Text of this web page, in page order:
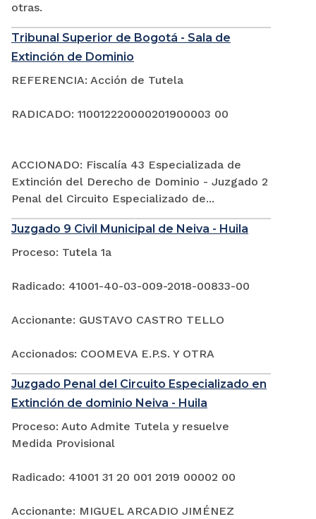
otras.
Tribunal Superior de Bogotá - Sala de
Extinción de Dominio
REFERENCIA: Acción de Tutela
RADICADO: 110012220000201900003 00
ACCIONADO: Fiscalía 43 Especializada de
Extinción del Derecho de Dominio - Juzgado 2
Penal del Circuito Especializado de...
Juzgado 9 Civil Municipal de Neiva - Huila
Proceso: Tutela 1a
Radicado: 41001-40-03-009-2018-00833-00
Accionante: GUSTAVO CASTRO TELLO
Accionados: COOMEVA E.P.S. Y OTRA
Juzgado Penal del Circuito Especializado en
Extinción de dominio Neiva - Huila
Proceso: Auto Admite Tutela y resuelve
Medida Provisional
Radicado: 41001 31 20 001 2019 00002 00
Accionante: MIGUEL ARCADIO JIMÉNEZ